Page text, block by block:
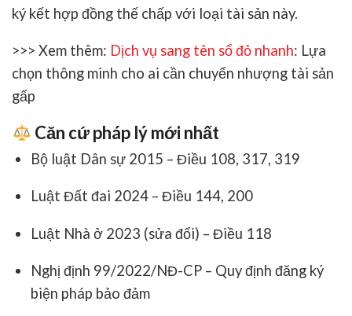
ký kết hợp đồng thế chấp với loại tài sản này.
>>> Xem thêm: Dịch vụ sang tên sổ đỏ nhanh: Lựa
chọn thông minh cho ai cần chuyển nhượng tài sản
gấp
Căn cứ pháp lý mới nhất
Bộ luật Dân sự 2015 – Điều 108, 317, 319
Luật Đất đai 2024– Điều 144, 200
Luật Nhà ở 2023 (sửa đổi) – Điều 118
Nghị định 99/2022/NĐ-CP– Quy định đăng ký
biện pháp bảo đảm